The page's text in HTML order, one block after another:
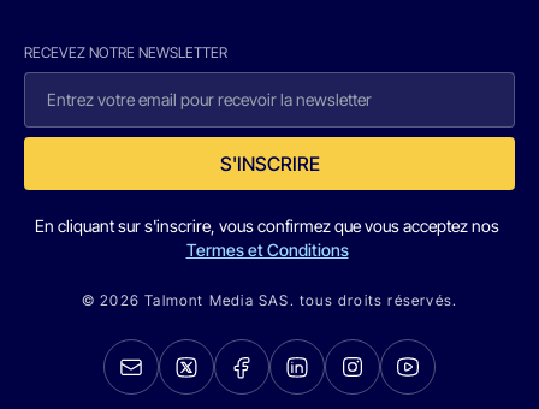
RECEVEZ NOTRE NEWSLETTER
S'INSCRIRE
En cliquant sur s'inscrire, vous confirmez que vous acceptez nos
Termes et Conditions
© 2026 Talmont Media SAS. tous droits réservés.